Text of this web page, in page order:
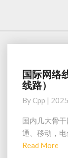
国
际
络
线
路
大
全
国际网络
线路）
By Cpp |
国内几大骨
通、移动，
Read More